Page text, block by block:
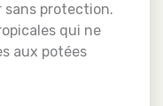
protection.
qui ne
aux potées